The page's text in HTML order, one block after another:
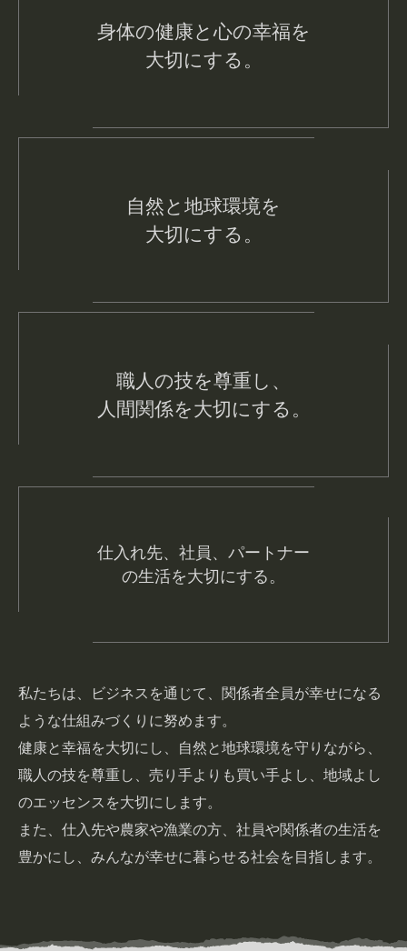
身体の健康と心の幸福を
大切にする。
自然と地球環境を
大切にする。
職人の技を尊重し、
人間関係を大切にする。
仕入れ先、社員、パートナー
の生活を大切にする。
私たちは、ビジネスを通じて、関係者全員が幸せになる
ような仕組みづくりに努めます。
健康と幸福を大切にし、自然と地球環境を守りながら、
職人の技を尊重し、売り手よりも買い手よし、地域よし
のエッセンスを大切にします。
また、仕入先や農家や漁業の方、社員や関係者の生活を
豊かにし、みんなが幸せに暮らせる社会を目指します。